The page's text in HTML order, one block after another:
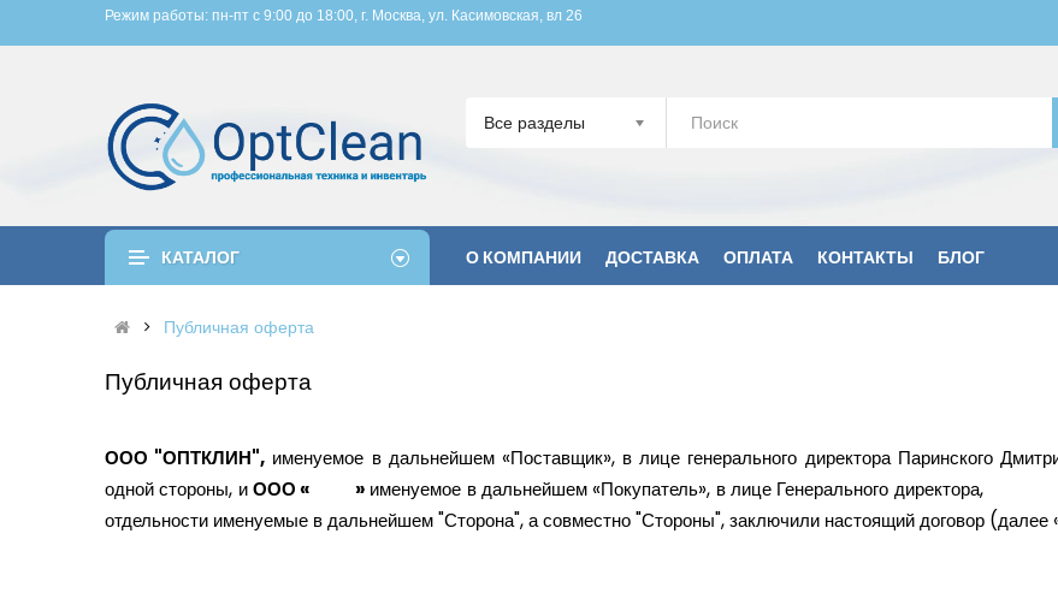
Режим работы: пн-пт с 9:00 до 18:00, г. Москва, ул. Касимовская, вл 26
Все разделы
КАТАЛОГ О КОМПАНИИ ДОСТАВКА ОПЛАТА КОНТАКТЫ БЛОГ
Публичная оферта
Публичная оферта
ООО "ОПТКЛИН", именуемое в дальнейшем «Поставщик», в лице генерального директора Паринского
одной стороны, иООО « » именуемое в дальнейшем «Покупатель», в лице Генерального
отдельности именуемые в дальнейшем "Сторона", а совместно "Стороны", заключили настоящий договор